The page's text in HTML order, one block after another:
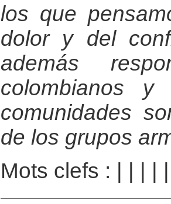
los que
dolor y del
además
colombianos
comunidades
de los grupos
Mots clefs :